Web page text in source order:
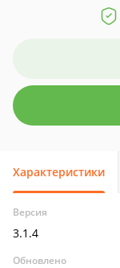
Характеристики
Версия
3.1.4
Обновлено